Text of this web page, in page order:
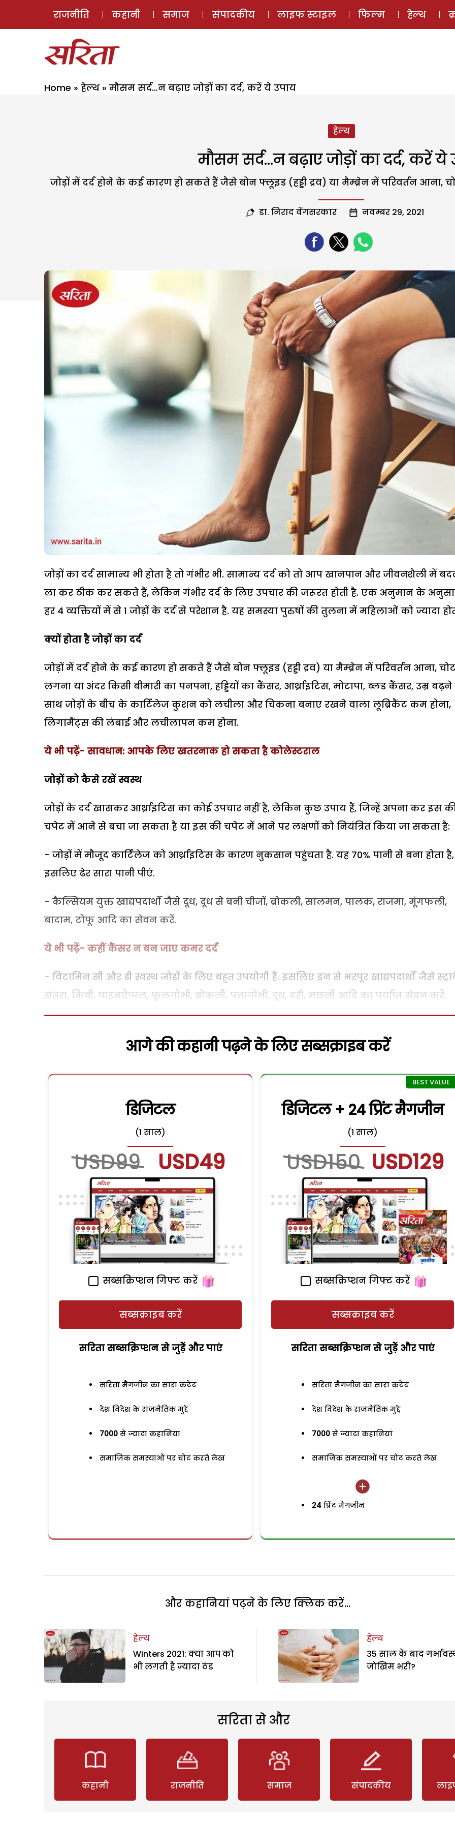
ई-मैगज़ीन
राजनीति कहानी समाज संपादकीय लाइफ स्टाइल फिल्म हेल्थ
Home » हेल्थ » मौसम सर्द…न बढ़ाए जोड़ों का दर्द, करें ये उपाय
हेल्थ
मौसम सर्द…न बढ़ाए जोड़ों का दर्द, करें ये
जोड़ों में दर्द होने के कई कारण हो सकते हैं जैसे बोन फ्लूइड (हड्डी द्रव) या मैम्ब्रेन में परिवर्तन आना,
डा. निराद वेंगसरकार नवम्बर 29, 2021
जोड़ों का दर्द सामान्य भी होता है तो गंभीर भी. सामान्य दर्द को तो आप खानपान और जीवनशैली में
ला कर ठीक कर सकते हैं, लेकिन गंभीर दर्द के लिए उपचार की जरूरत होती है. एक अनुमान के
हर 4 व्यक्तियों में से 1 जोड़ों के दर्द से परेशान है. यह समस्या पुरुषों की तुलना में महिलाओं को ज्यादा
क्यों होता है जोड़ों का दर्द
जोड़ों में दर्द होने के कई कारण हो सकते हैं जैसे बोन फ्लूइड (हड्डी द्रव) या मैम्ब्रेन में परिवर्तन आना,
लगना या अंदर किसी बीमारी का पनपना, हड्डियों का कैंसर, आर्थ्राइटिस, मोटापा, ब्लड कैंसर, उम्र
साथ जोड़ों के बीच के कार्टिलेज कुशन को लचीला और चिकना बनाए रखने वाला लूब्रिकैंट कम होना,
लिगामैंट्स की लंबाई और लचीलापन कम होना.
ये भी पढ़ें- सावधान: आपके लिए खतरनाक हो सकता है कोलेस्टराल
जोड़ों को कैसे रखें स्वस्थ
जोड़ों के दर्द खासकर आर्थ्राइटिस का कोई उपचार नहीं है, लेकिन कुछ उपाय हैं, जिन्हें अपना कर इस
चपेट में आने से बचा जा सकता है या इस की चपेट में आने पर लक्षणों को नियंत्रित किया जा सकता है:
- जोड़ों में मौजूद कार्टिलेज को आर्थ्राइटिस के कारण नुकसान पहुंचता है. यह 70% पानी से बना होता है,
इसलिए ढेर सारा पानी पीएं.
- कैल्सियम युक्त खाद्यपदार्थों जैसे दूध, दूध से बनी चीजों, ब्रोकली, सालमन, पालक, राजमा, मूंगफली,
बादाम, टोफू आदि का सेवन करें.
ये भी पढ़ें- कहीं कैंसर न बन जाए कमर दर्द
- विटामिन सी और डी स्वस्थ जोड़ों के लिए बहुत उपयोगी हैं. इसलिए इन से भरपूर खाद्यपदार्थों जैसे
संतरा, किवी, पाइनऐप्पल, फूलगोभी, ब्रोकली, पत्तागोभी, दूध, दही, मछली आदि का पर्याप्त सेवन करें.
आगे की कहानी पढ़ने के लिए सब्सक्राइब करें
डिजिटल
(1 साल)
USD99 USD49
सब्सक्रिप्शन गिफ्ट करें
सब्सक्राइब करें
सरिता सब्सक्रिप्शन से जुड़ेें और पाएं
सरिता मैगजीन का सारा कंटेंट
देश विदेश के राजनैतिक मुद्दे
7000 से ज्यादा कहानियां
समाजिक समस्याओं पर चोट करते लेख
डिजिटल + 24 प्रिंट मैगजीन
(1 साल)
USD150 USD129
सब्सक्रिप्शन गिफ्ट करें
सब्सक्राइब करें
सरिता सब्सक्रिप्शन से जुड़ेें और पाएं
सरिता मैगजीन का सारा कंटेंट
देश विदेश के राजनैतिक मुद्दे
7000 से ज्यादा कहानियां
समाजिक समस्याओं पर चोट करते लेख
24 प्रिंट मैगजीन
और कहानियां पढ़ने के लिए क्लिक करें...
हेल्थ
Winters 2021: क्या आप को
भी लगती है ज्यादा ठंड
हेल्थ
35 साल के बाद
जोखिम भरी?
सरिता से और
कहानी राजनीति समाज संपादकीय